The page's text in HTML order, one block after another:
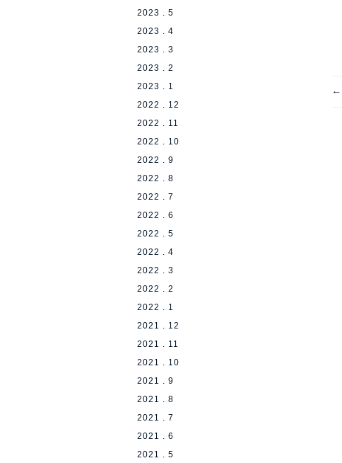
2023 . 5
2023 . 4
2023 . 3
2023 . 2
2023 . 1
2022 . 12
2022 . 11
2022 . 10
2022 . 9
2022 . 8
2022 . 7
2022 . 6
2022 . 5
2022 . 4
2022 . 3
2022 . 2
2022 . 1
2021 . 12
2021 . 11
2021 . 10
2021 . 9
2021 . 8
2021 . 7
2021 . 6
2021 . 5
←